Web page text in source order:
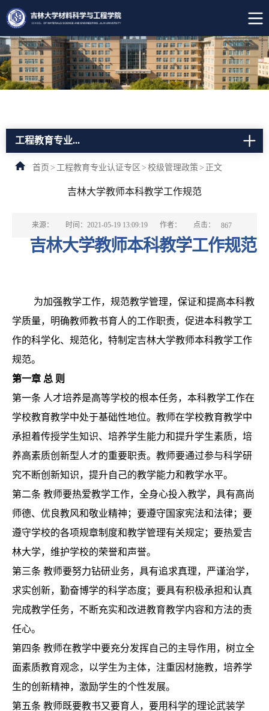
工程教育专业...
首页 > 工程教育专业认证专区 > 校级管理政策> 正文
吉林大学教师本科教学工作规范
来源： 时间：2021-05-19 13:09:19 作者： 点击： 867
吉林大学教师本科教学工作规范
为加强教学工作，规范教学管理，保证和提高本科教
学质量，明确教师教书育人的工作职责，促进本科教学工
作的科学化、规范化，特制定吉林大学教师本科教学工作
规范。
第一章 总 则
第一条 人才培养是高等学校的根本任务，本科教学工作在
学校教育教学中处于基础性地位。教师在学校教育教学中
承担着传授学生知识、培养学生能力和提升学生素质，培
养高素质创新型人才的重要职责。教师要通过参与科学研
究不断创新知识，提升自己的教学能力和教学水平。
第二条 教师要热爱教学工作，全身心投入教学，具有高尚
师德、优良教风和敬业精神；要遵守国家宪法和法律；要
遵守学校的各项规章制度和教学管理有关规定；要热爱吉
林大学，维护学校的荣誉和声誉。
第三条 教师要努力钻研业务，具有追求真理，严谨治学，
求实创新，勤奋博学的科学态度；要具有积极承担和认真
完成教学任务，不断充实和改进教育教学内容和方法的责
任心。
第四条 教师在教学中要充分发挥自己的主导作用，树立全
面素质教育观念，以学生为主体，注重因材施教，培养学
生的创新精神，激励学生的个性发展。
第五条 教师既要教书又要育人，要用科学的理论武装学